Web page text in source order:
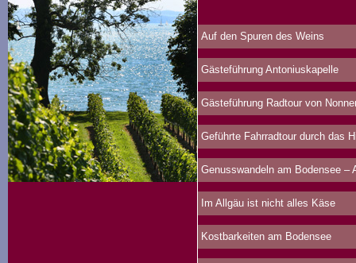
Auf den Spuren des Weins
Gästeführung Antoniuskapelle
Gästeführung Radtour von
Geführte Fahrradtour durch das
Genusswandeln am Bodensee –
Im Allgäu ist nicht alles Käse
Kostbarkeiten am Bodensee